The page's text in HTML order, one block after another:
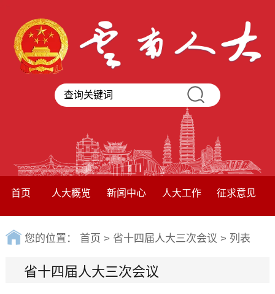
首页 人大概览 新闻中心 人大工作 征求意见
您的位置： 首页 > 省十四届人大三次会议 > 列表
省十四届人大三次会议